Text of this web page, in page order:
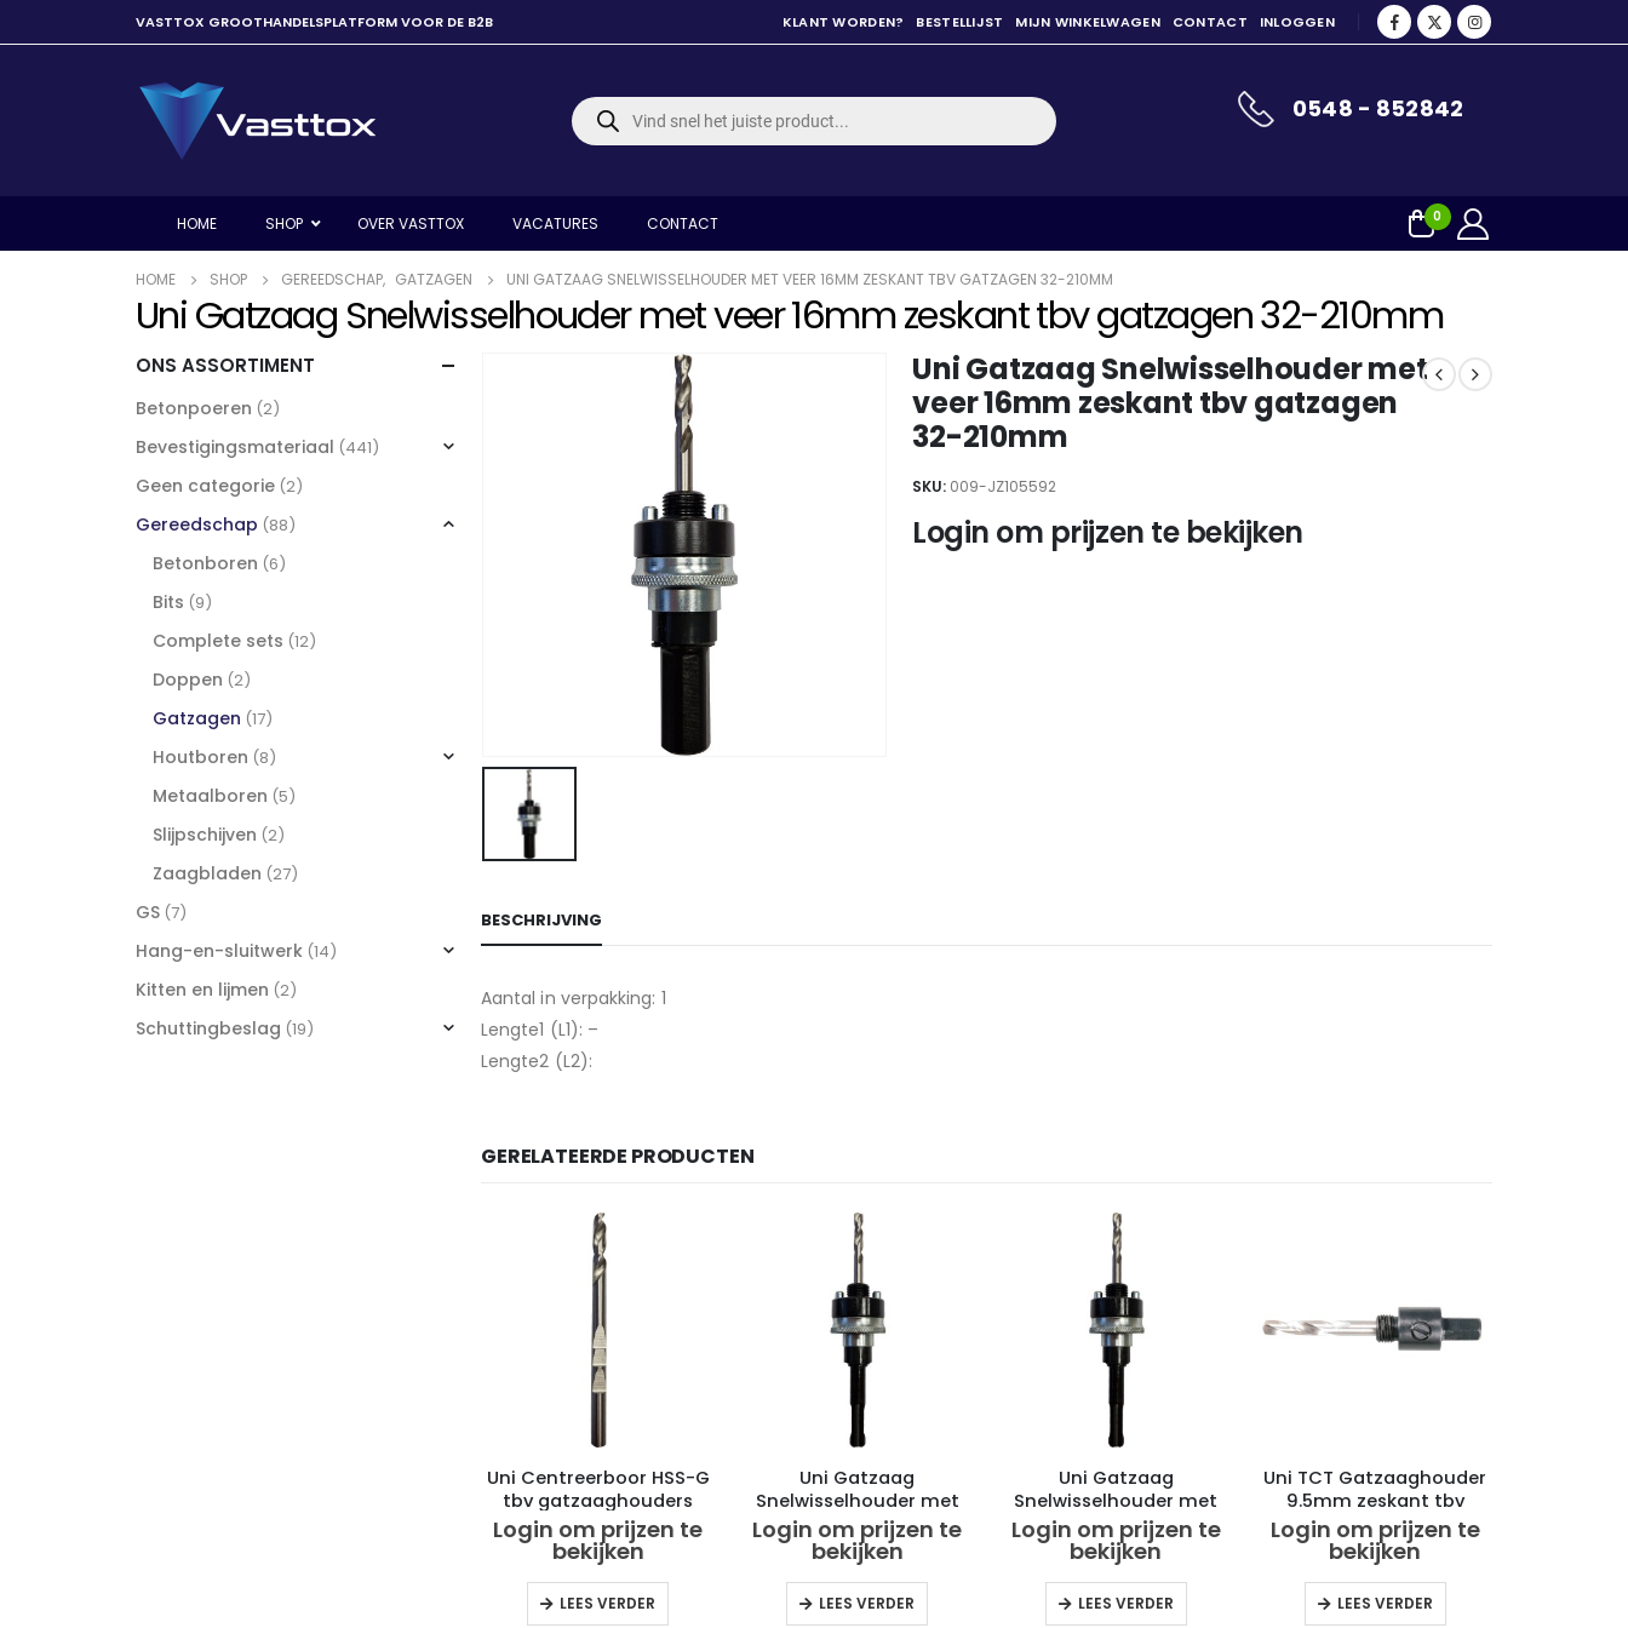
VASTTOX GROOTHANDELSPLATFORM VOOR DE B2B KLANT WORDEN? BESTELLIJST MIJN WINKELWAGEN CONTACT INLOGGEN
Producten
zoeken 0548 - 852842
HOME SHOP OVER VASTTOX VACATURES CONTACT 0
HOME SHOP GEREEDSCHAP, GATZAGEN UNI GATZAAG SNELWISSELHOUDER MET VEER 16MM ZESKANT TBV GATZAGEN 32-210MM
Uni Gatzaag Snelwisselhouder met veer 16mm zeskant tbv gatzagen 32-210mm
Uni Gatzaag Snelwisselhouder met
veer 16mm zeskant tbv gatzagen
32-210mm
SKU: 009-JZ105592
Login om prijzen te bekijken
BESCHRIJVING
Aantal in verpakking: 1
Lengte1 (L1): –
Lengte2 (L2):
GERELATEERDE PRODUCTEN
Uni Centreerboor HSS-G
tbv gatzaaghouders
104mm
Login om prijzen te
bekijken
LEES VERDER
Uni Gatzaag
Snelwisselhouder met
veer Sds Plus tbv
gatzagen 32-210mm
Login om prijzen te
bekijken
LEES VERDER
Uni Gatzaag
Snelwisselhouder met
veer Sds Plus tbv
gatzagen 32-210mm
Login om prijzen te
bekijken
LEES VERDER
Uni TCT Gatzaaghouder
9.5mm zeskant tbv
gatzagen 14-30mm
Login om prijzen te
bekijken
LEES VERDER
ONS ASSORTIMENT
Betonpoeren (2)
Bevestigingsmateriaal (441)
Geen categorie (2)
Gereedschap (88)
Betonboren (6)
Bits (9)
Complete sets (12)
Doppen (2)
Gatzagen (17)
Houtboren (8)
Metaalboren (5)
Slijpschijven (2)
Zaagbladen (27)
GS (7)
Hang-en-sluitwerk (14)
Kitten en lijmen (2)
Schuttingbeslag (19)